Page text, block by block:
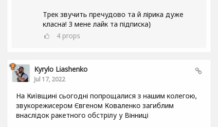
Трек звучить пречудово та й лірика дуже
класна! З мене лайк та підписка)
4 props
Kyrylo Liashenko
Jul 17, 2022
На Київщині сьогодні попрощалися з нашим колегою,
звукорежисером Євгеном Коваленко загиблим
внаслідок ракетного обстрілу у Вінниці